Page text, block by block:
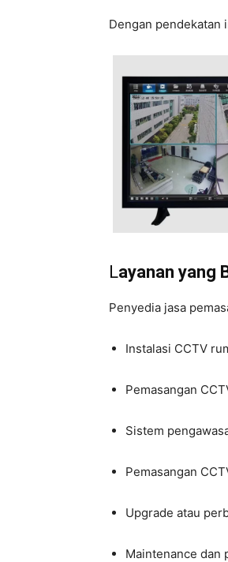
Dengan pendekatan
Layanan yang
Penyedia jasa
Instalasi CCTV
Pemasangan
Sistem
Pemasangan
Upgrade atau
Maintenance dan